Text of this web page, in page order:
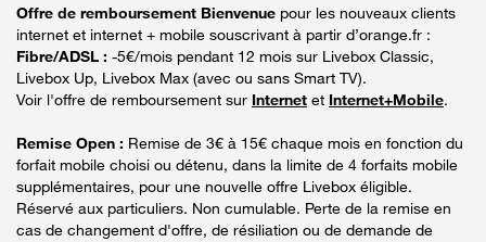
Offre de remboursement Bienvenue pour les nouveaux clients
internet et internet + mobile souscrivant à partir d’orange.fr :
Fibre/ADSL : -5€/mois pendant 12 mois sur Livebox Classic,
Livebox Up, Livebox Max (avec ou sans Smart TV).
Voir l'offre de remboursement sur Internet et Internet+Mobile.
Remise Open : Remise de 3€ à 15€ chaque mois en fonction du
forfait mobile choisi ou détenu, dans la limite de 4 forfaits mobile
supplémentaires, pour une nouvelle offre Livebox éligible.
Réservé aux particuliers. Non cumulable. Perte de la remise en
cas de changement d'offre, de résiliation ou de demande de